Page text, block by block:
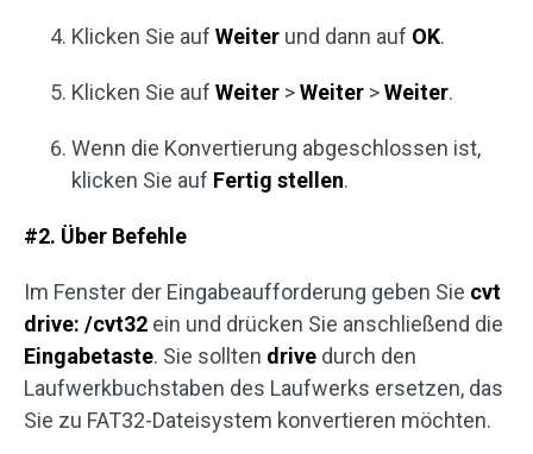
Klicken Sie auf Weiter und dann auf OK.
Klicken Sie auf Weiter >Weiter >Weiter.
Wenn die Konvertierung abgeschlossen ist,
klicken Sie auf Fertig stellen.
#2. Über Befehle
Im Fenster der Eingabeaufforderung geben Sie cvt
drive: /cvt32 ein und drücken Sie anschließend die
Eingabetaste. Sie sollten drive durch den
Laufwerkbuchstaben des Laufwerks ersetzen, das
Sie zu FAT32-Dateisystem konvertieren möchten.